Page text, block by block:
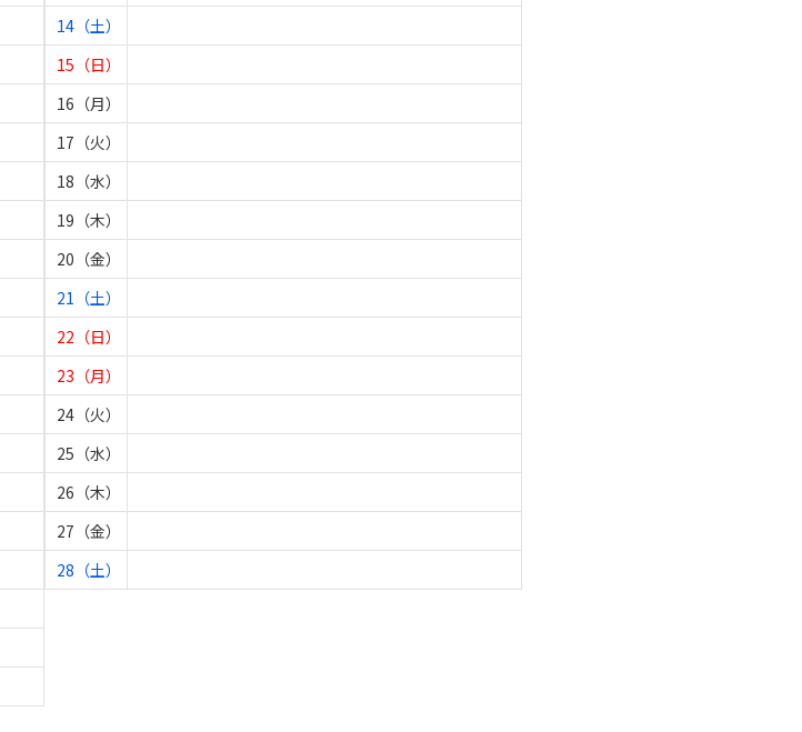
14（土）
15（日）
16（月）
17（火）
18（水）
19（木）
20（金）
21（土）
22（日）
23（月）
24（火）
25（水）
26（木）
27（金）
28（土）